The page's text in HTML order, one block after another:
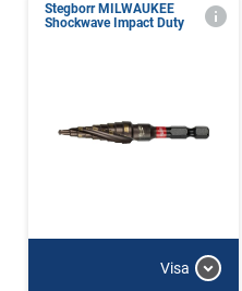
Stegborr MILWAUKEE
Shockwave Impact Duty
Visa